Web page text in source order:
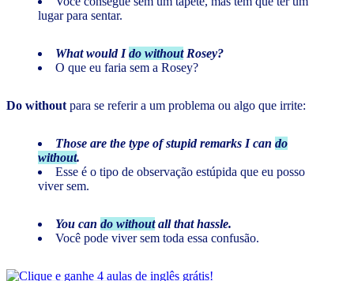
lugar para sentar.
What would Ido withoutRosey?
O que eu faria sem a Rosey?
Do without para se referir a um problema ou algo que irrite:
Those are the type of stupid remarks I can do
without.
Esse é o tipo de observação estúpida que eu posso
viver sem.
You can do withoutall that hassle.
Você pode viver sem toda essa confusão.